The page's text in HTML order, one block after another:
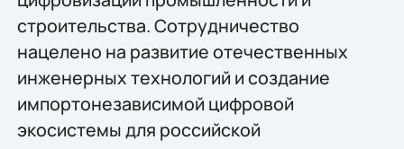
строительства. Сотрудничество
нацелено на развитие отечественных
инженерных технологий и создание
импортонезависимой цифровой
экосистемы для российской